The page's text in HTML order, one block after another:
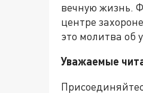
вечную жизнь.
центре
это молитва об
Уважаемые